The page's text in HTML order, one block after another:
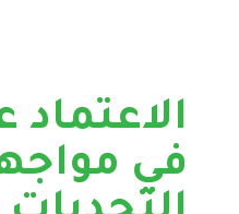
الاعتماد
في